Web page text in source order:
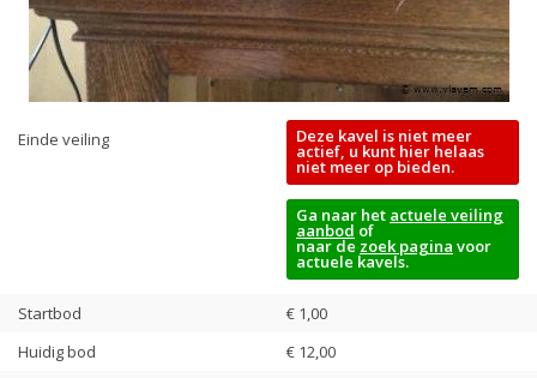
Einde veiling Deze kavel is niet meer
actief, u kunt hier helaas
niet meer op bieden.
Ga naar het actuele veiling
aanbod of
naar de zoek pagina voor
actuele kavels.
Startbod
€ 1,00
Huidig bod
€ 12,00